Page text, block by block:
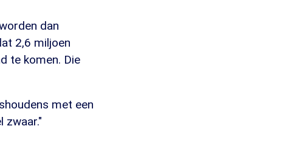
dan
2,6 miljoen
te komen. Die
met een
zwaar."